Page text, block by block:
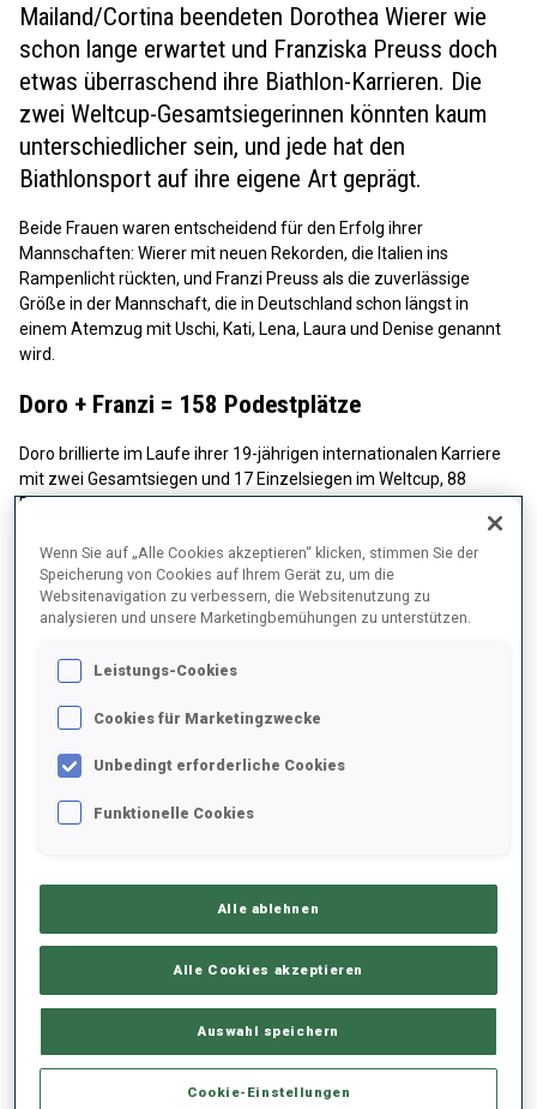
Mailand/Cortina beendeten Dorothea Wierer wie
schon lange erwartet und Franziska Preuss doch
etwas überraschend ihre Biathlon-Karrieren. Die
zwei Weltcup-Gesamtsiegerinnen könnten kaum
unterschiedlicher sein, und jede hat den
Biathlonsport auf ihre eigene Art geprägt.
Beide Frauen waren entscheidend für den Erfolg ihrer
Mannschaften: Wierer mit neuen Rekorden, die Italien ins
Rampenlicht rückten, und Franzi Preuss als die zuverlässige
Größe in der Mannschaft, die in Deutschland schon längst in
einem Atemzug mit Uschi, Kati, Lena, Laura und Denise genannt
wird.
Doro + Franzi = 158 Podestplätze
Doro brillierte im Laufe ihrer 19-jährigen internationalen Karriere
mit zwei Gesamtsiegen und 17 Einzelsiegen im Weltcup, 88
Podestplätzen einschließlich Staffeln, fünf IBU-WM-Titeln in
Einzeldisziplinen, Siegen in jeder Einzel- und Staffeldisziplin und
Medaillen bei vier aufeinanderfolgenden Olympischen
Winterspielen.
Franzi konnte in ihrer 14-jährigen internationalen Biathlon-Karriere
70 Podestplätze einschließlich Staffeln, zwei IBU-WM-Titel und
Preuss mehr Podestplätze in den Team-Disziplinen mit einer
Wenn Sie auf „Alle Cookies akzeptieren“ klicken, stimmen Sie der
Speicherung von Cookies auf Ihrem Gerät zu, um die
Websitenavigation zu verbessern, die Websitenutzung zu
analysieren und unsere Marketingbemühungen zu unterstützen.
Leistungs-Cookies
Cookies für Marketingzwecke
Unbedingt erforderliche Cookies
Funktionelle Cookies
Alle ablehnen
Alle Cookies akzeptieren
Auswahl speichern
Cookie-Einstellungen